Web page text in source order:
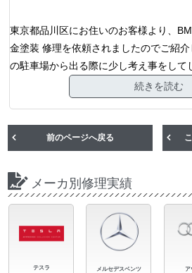
東京都品川区にお住いのお客様より、
金塗装 修理を依頼されましたのでご紹
の駐車場から出る際に少し考え事をして
続きを読む
前のページへ戻る
メーカ別修理実績
テスラ メルセデスベンツ ア